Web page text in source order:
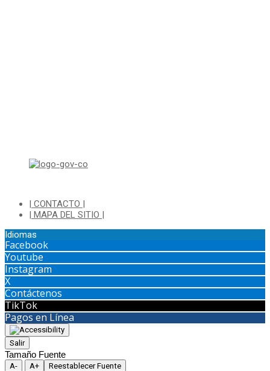
| CONTACTO |
| MAPA DEL SITIO |
Idiomas
Facebook
Youtube
Instagram
X
Contáctenos
TikTok
Pagos en Línea
Salir
Tamaño Fuente
A- A+
Reestablecer Fuente